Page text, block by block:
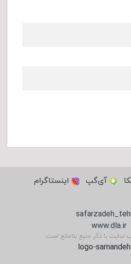
آی‌گپ
اینستاگرام
www.dla.ir
سایت با ذکر منبع بلامانع است